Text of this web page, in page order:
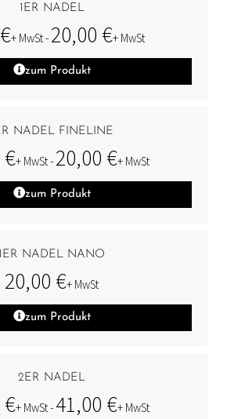
1ER NADEL
€+ MwSt - 20,00 €+ MwSt
zum Produkt
NADEL FINELINE
€+ MwSt - 20,00 €+ MwSt
zum Produkt
NADEL NANO
20,00 €+ MwSt
zum Produkt
2ER NADEL
€+ MwSt - 41,00 €+ MwSt